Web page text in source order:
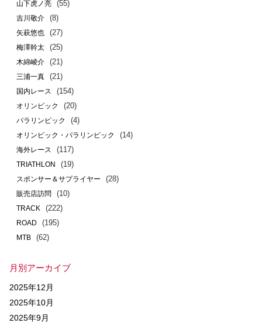
山下虎ノ亮 (55)
吉川敬介 (8)
矢萩悠也 (27)
梅澤幹太 (25)
木綿崚介 (21)
三浦一真 (21)
国内レース (154)
オリンピック (20)
パラリンピック (4)
オリンピック・パラリンピック (14)
海外レース (117)
TRIATHLON (19)
スポンサー＆サプライヤー (28)
販売店訪問 (10)
TRACK (222)
ROAD (195)
MTB (62)
月別アーカイブ
2025年12月
2025年10月
2025年9月